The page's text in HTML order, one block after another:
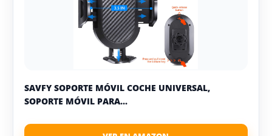
SAVFY SOPORTE MÓVIL COCHE UNIVERSAL,
SOPORTE MÓVIL PARA...